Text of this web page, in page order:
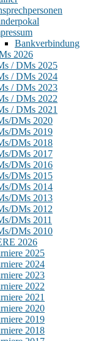
Bankverbindung
2026
/ DMs 2025
/ DMs 2024
/ DMs 2023
/ DMs 2022
/ DMs 2021
DMs 2020
DMs 2019
DMs 2018
DMs 2017
DMs 2016
DMs 2015
DMs 2014
DMs 2013
DMs 2012
DMs 2011
DMs 2010
2026
2025
2024
2023
2022
2021
2020
2019
2018